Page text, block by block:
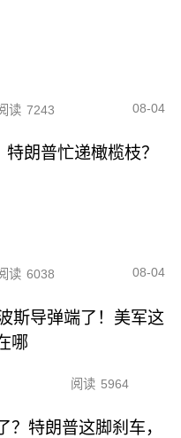
读 7243 08-04
朗普忙递橄榄枝？
读 6038 08-04
斯导弹端了！美军这
哪
阅读 5964
？特朗普这脚刹车，